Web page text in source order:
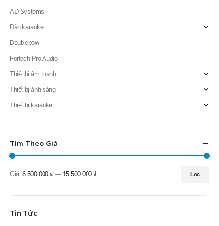
Danh Mục Sản Phẩm
AD Systems
Dàn karaoke
Doublepow
Thiết bị ánh sáng